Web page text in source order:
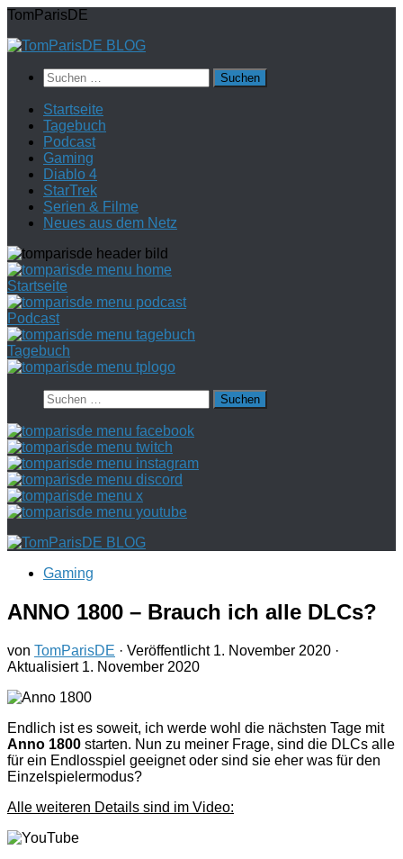
Zum
springen
TomParisDE
Suchen
nach:
Startseite
Tagebuch
Podcast
Gaming
Diablo 4
StarTrek
Serien & Filme
Neues aus dem Netz
Startseite
Podcast
Tagebuch
Suchen
nach:
Gaming
ANNO 1800 – Brauch ich alle DLCs?
von TomParisDE · Veröffentlicht 1. November 2020 ·
Aktualisiert 1. November 2020
Endlich ist es soweit, ich werde wohl die nächsten Tage mit
Anno 1800 starten. Nun zu meiner Frage, sind die DLCs alle
für ein Endlosspiel geeignet oder sind sie eher was für den
Einzelspielermodus?
Alle weiteren Details sind im Video: